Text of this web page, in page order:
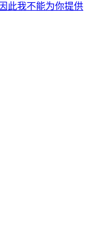
此我不能为你提供